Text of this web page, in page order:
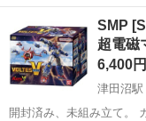
ですが、自宅保管のため、神
送します よろしくお
SMP
超電磁
6,400円
津田沼駅
開封済み、未組み立て。 ガムは処